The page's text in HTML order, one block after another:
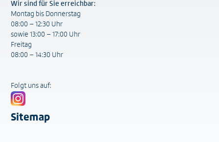
Wir sind für Sie erreichbar:
Montag bis Donnerstag
08:00 – 12:30 Uhr
sowie 13:00 – 17:00 Uhr
Freitag
08:00 – 14:30 Uhr
Folgt uns auf:
Sitemap